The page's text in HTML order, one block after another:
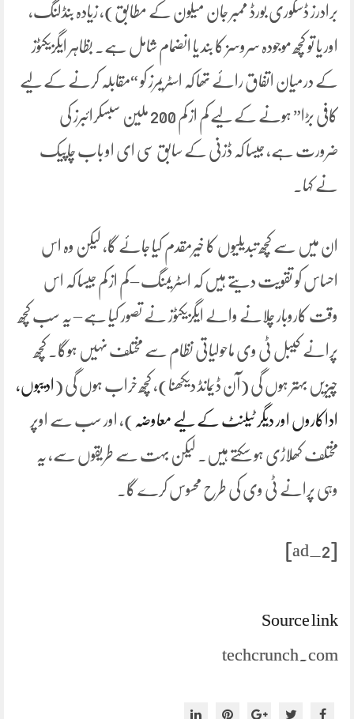
برادرز ڈسکوری بورڈ ممبر جان میلون کے مطابق)، زیادہ بنڈلنگ،
اور یا تو کچھ موجودہ سروسز کا بند یا انضمام شامل ہے۔ بظاہر ایگزیکٹوز
کے درمیان اتفاق رائے تھا کہ اسٹریمرز کو “مقابلہ کرنے کے لیے
کافی بڑا” ہونے کے لیے کم از کم 200 ملین سبسکرائبرز کی
ضرورت ہے، جیسا کہ ڈزنی کے سابق سی ای او باب چاپیک
نے کہا۔
ان میں سے کچھ تبدیلیوں کا خیرمقدم کیا جائے گا، لیکن وہ اس
احساس کو تقویت دیتے ہیں کہ اسٹریمنگ – کم از کم جیسا کہ اس
وقت کاروبار چلانے والے ایگزیکٹوز نے تصور کیا ہے – یہ سب کچھ
پرانے کیبل ٹی وی ماحولیاتی نظام سے مختلف نہیں ہوگا۔ کچھ
چیزیں بہتر ہوں گی (آن ڈیمانڈ دیکھنا)، کچھ خراب ہوں گی ( ادیبوں،
اداکاروں اور دیگر ٹیلنٹ کے لیے معاوضہ )، اور سب سے اوپر
مختلف کھلاڑی ہو سکتے ہیں۔ لیکن بہت سے طریقوں سے، یہ
وہی پرانے ٹی وی کی طرح محسوس کرے گا.
Source link
techcrunch.com